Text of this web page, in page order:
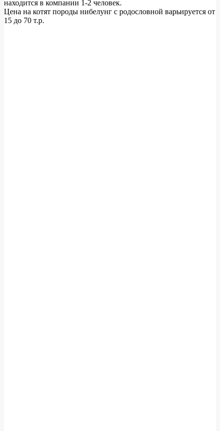
находится в компании 1-2 человек.
Цена на котят породы нибелунг с родословной варьируется от
15 до 70 т.р.